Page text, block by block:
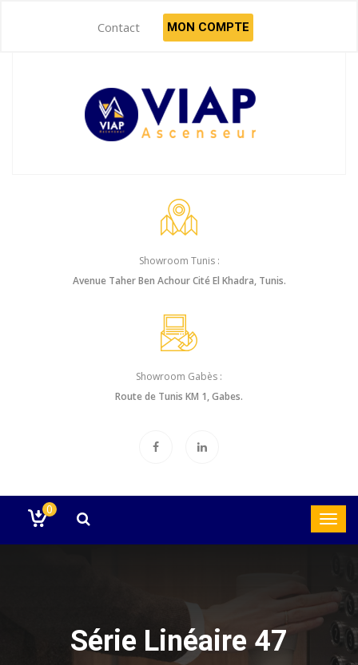
Contact MON COMPTE
Showroom Tunis :
Avenue Taher Ben Achour Cité El Khadra, Tunis.
Showroom Gabès :
Route de Tunis KM 1, Gabes.
0
Série Linéaire 47